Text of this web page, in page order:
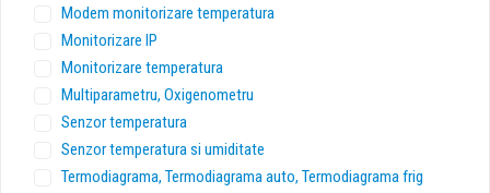
Modem monitorizare temperatura
Monitorizare IP
Monitorizare temperatura
Multiparametru, Oxigenometru
Senzor temperatura
Senzor temperatura si umiditate
Termodiagrama, Termodiagrama auto, Termodiagrama frig